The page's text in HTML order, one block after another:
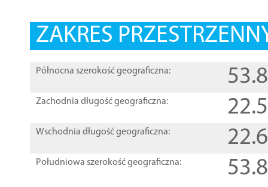
ZAKRES
Północna szerokość geograficzna:
Zachodnia długość geograficzna:
Wschodnia długość geograficzna:
Południowa szerokość geograficzna: